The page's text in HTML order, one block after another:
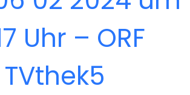
Uhr – ORF
TVthek5